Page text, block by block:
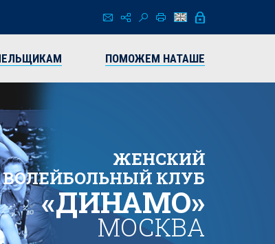
ПОМОЖЕМ НАТАШЕ
ЖЕНСКИЙ
ВОЛЕЙБОЛЬНЫЙ КЛУБ
«ДИНАМО»
МОСКВА